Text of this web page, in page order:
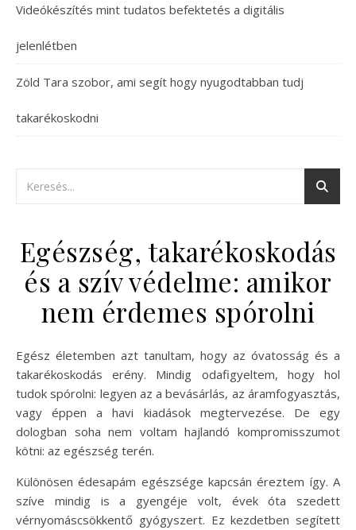
Videókészítés mint tudatos befektetés a digitális
jelenlétben
Zöld Tara szobor, ami segít hogy nyugodtabban tudj
takarékoskodni
Egészség, takarékoskodás
és a szív védelme: amikor
nem érdemes spórolni
Egész életemben azt tanultam, hogy az óvatosság és a
takarékoskodás erény. Mindig odafigyeltem, hogy hol
tudok spórolni: legyen az a bevásárlás, az áramfogyasztás,
vagy éppen a havi kiadások megtervezése. De egy
dologban soha nem voltam hajlandó kompromisszumot
kötni: az egészség terén.
Különösen édesapám egészsége kapcsán éreztem így. A
szíve mindig is a gyengéje volt, évek óta szedett
vérnyomáscsökkentő gyógyszert. Ez kezdetben segített